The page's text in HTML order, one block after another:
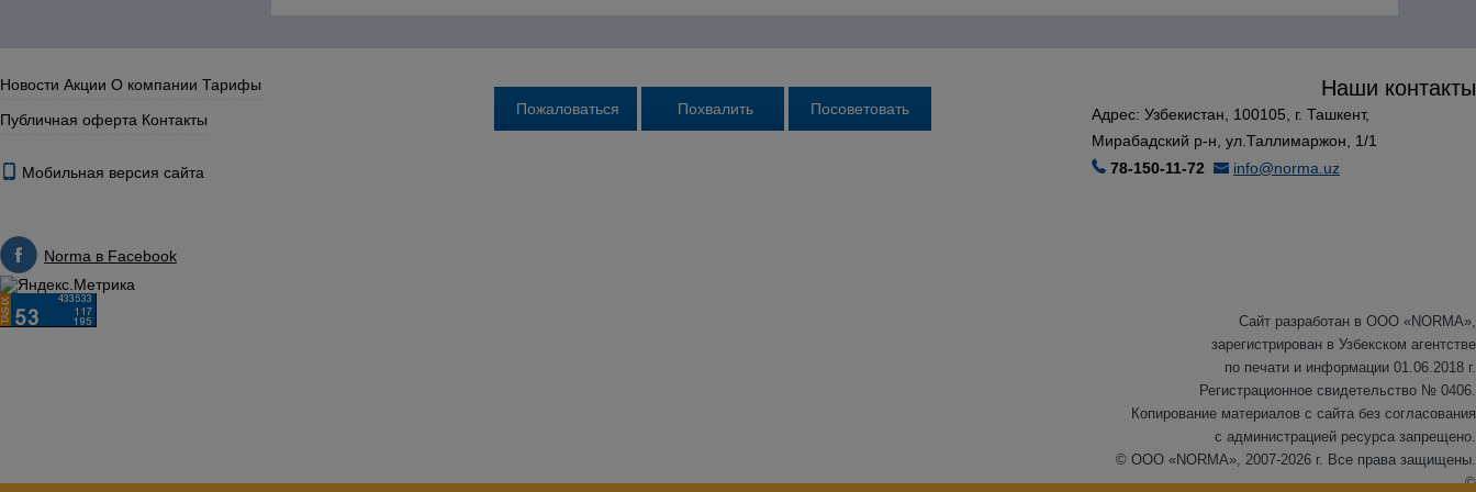
Новости Акции О компании Тарифы
Публичная оферта Контакты
Наши контакты
Адрес: Узбекистан, 100105, г. Ташкент,
Мирабадский р-н, ул.Таллимаржон, 1/1
78-150-11-72
info@norma.uz
Мобильная версия сайта
Norma в Facebook
Сайт разработан в ООО «NORMA»,
зарегистрирован в Узбекском агентстве
по печати и информации 01.06.2018 г.
Регистрационное свидетельство № 0406.
Копирование материалов с сайта без согласования
с администрацией ресурса запрещено.
© ООО «NORMA», 2007-2026 г. Все права защищены.
©